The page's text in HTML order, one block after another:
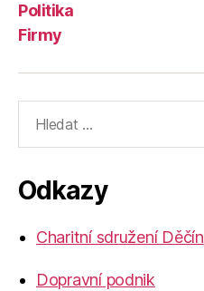
Politika
Firmy
vyhledávání:
Odkazy
Charitní sdružení Děčín
Dopravní podnik